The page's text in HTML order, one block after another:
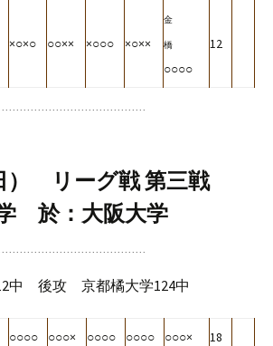
×○×○ ○○×× ×○○○ ×○××
金
橋
○○○○
12
） リーグ戦 第三戦
於：大阪大学
中 後攻 京都橘大学124中
○○○○ ○○○× ○○○○ ○○○○ ○○○× 18